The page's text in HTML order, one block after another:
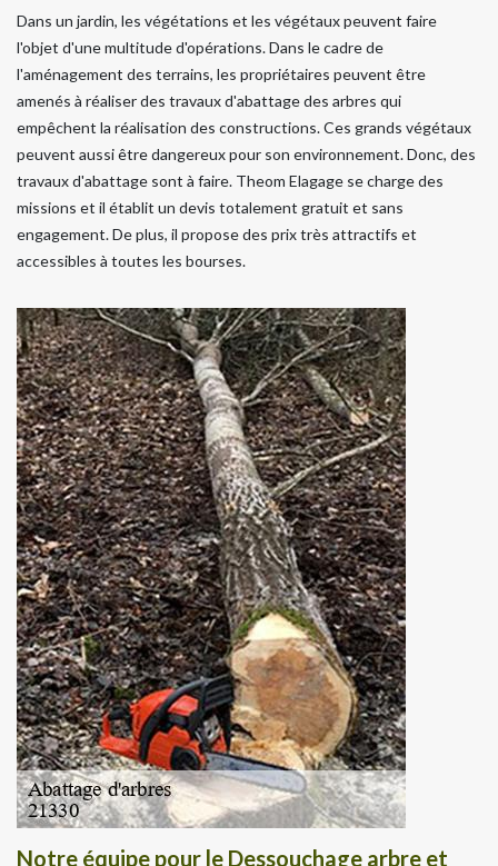
Dans un jardin, les végétations et les végétaux peuvent faire
l'objet d'une multitude d'opérations. Dans le cadre de
l'aménagement des terrains, les propriétaires peuvent être
amenés à réaliser des travaux d'abattage des arbres qui
empêchent la réalisation des constructions. Ces grands végétaux
peuvent aussi être dangereux pour son environnement. Donc, des
travaux d'abattage sont à faire. Theom Elagage se charge des
missions et il établit un devis totalement gratuit et sans
engagement. De plus, il propose des prix très attractifs et
accessibles à toutes les bourses.
Notre équipe pour le Dessouchage arbre et